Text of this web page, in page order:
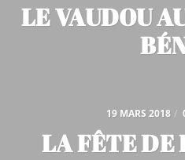
LE VAUDOU
19 MARS 2018 /
LA FÊTE DE